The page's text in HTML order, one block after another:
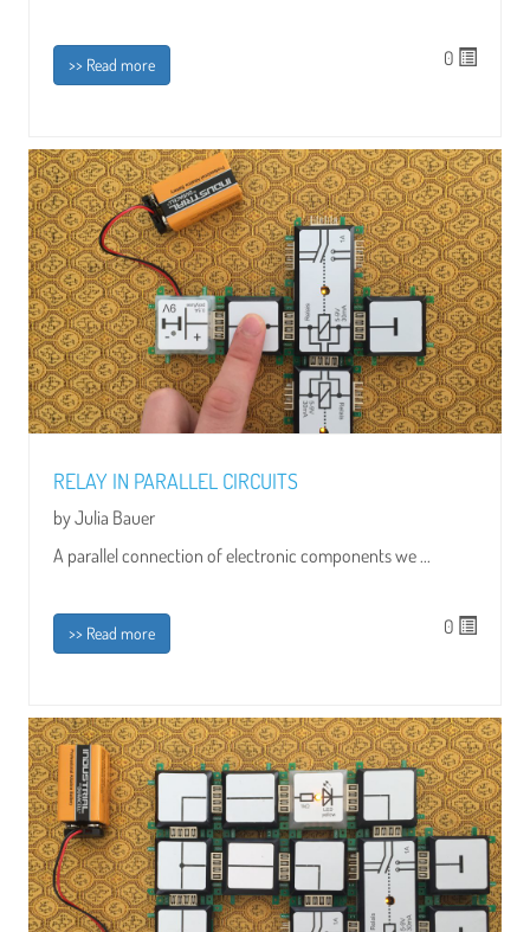
>> Read more 0
RELAY IN PARALLEL CIRCUITS
by Julia Bauer
A parallel connection of electronic components we ...
>> Read more 0